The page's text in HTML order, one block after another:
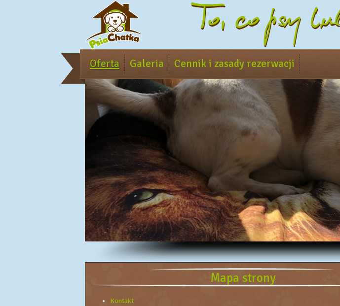
Oferta Galeria Cennik i zasady rezerwacji
Mapa strony
Kontakt